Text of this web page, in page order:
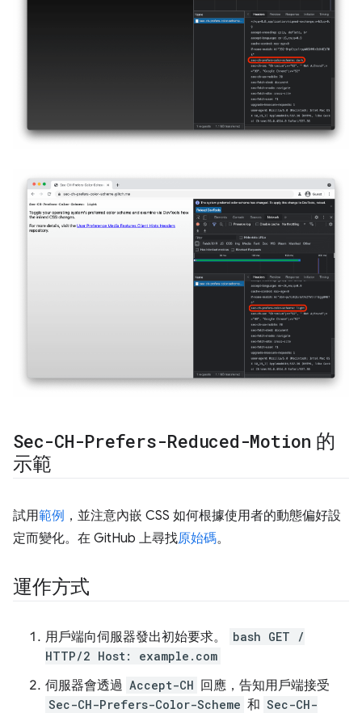
Sec-CH-Prefers-Reduced-Motion 的
示範
試用範例 ，並注意內嵌 CSS 如何根據使用者的動態偏好設
定而變化。在 GitHub 上尋找原始碼。
運作方式
用戶端向伺服器發出初始要求。
bash GET /
HTTP/2 Host: example.com
伺服器會透過 Accept-CH 回應，告知用戶端接受
Sec-CH-Prefers-Color-Scheme 和 Sec-CH-